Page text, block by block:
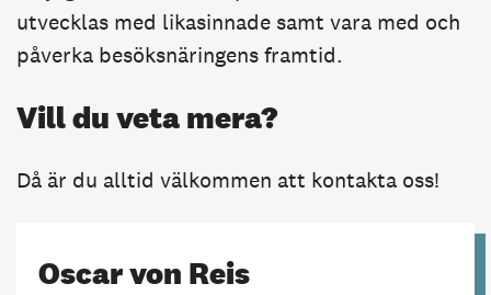
utvecklas med likasinnade samt vara med och
påverka besöksnäringens framtid.
Vill du veta mera?
Då är du alltid välkommen att kontakta oss!
Oscar von Reis